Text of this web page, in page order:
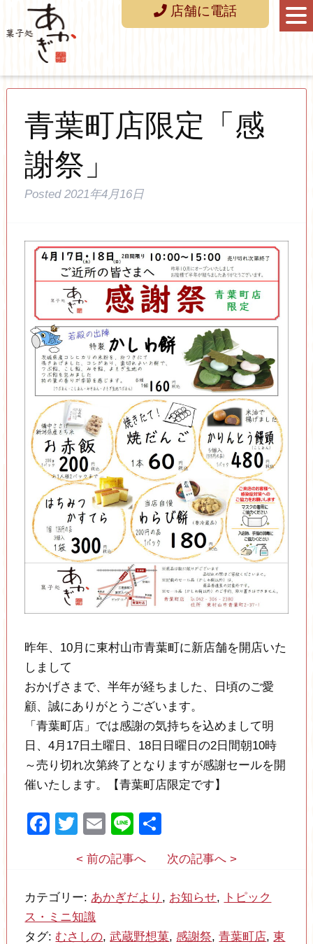
青葉町店限定「感
謝祭」
Posted2021年4月16日
昨年、10月に東村山市青葉町に新店舗を開店いた
しまして
おかげさまで、半年が経ちました、日頃のご愛
顧、誠にありがとうございます。
「青葉町店」では感謝の気持ちを込めまして明
日、4月17日土曜日、18日日曜日の2日間朝10時
～売り切れ次第終了となりますが感謝セールを開
催いたします。【青葉町店限定です】
Facebook
Twitter
Email
Line
有
< 前の記事へ 次の記事へ >
カテゴリー: あかぎだより , お知らせ,
トピック
ス・ミニ知識
タグ: むさしの,武蔵野想菓, 感謝祭,青葉町店,東
店舗に電話